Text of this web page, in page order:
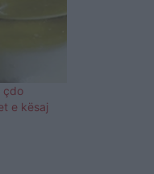
çdo
e kësaj